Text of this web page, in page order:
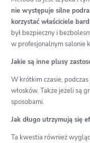
nie występuje silne
korzystać właściciele
był bezpieczny i
w profesjonalnym salonie
Jakie są inne plusy
W krótkim czasie,
włosków. Także jeżeli są
sposobami.
Jak długo utrzymują się
Ta kwestia również